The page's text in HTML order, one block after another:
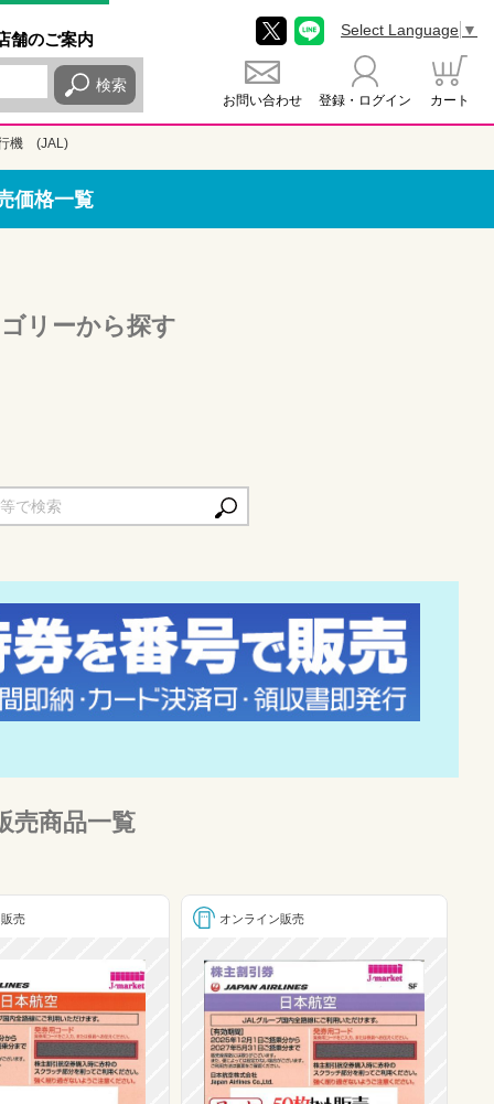
舗のご案内
検索
お問い合わせ 登録・ログイン カート
Select Language ▼
機 (JAL)
価格一覧
リーから探す
売商品一覧
売 オンライン販売